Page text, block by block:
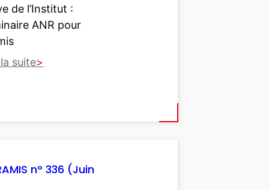
de l’Institut :
ANR pour
suite
n° 336 (Juin